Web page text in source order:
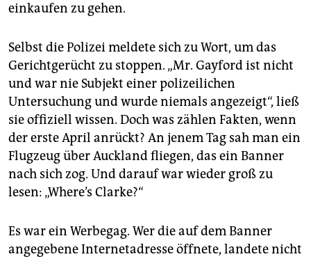
einkaufen zu gehen.
Selbst die Polizei meldete sich zu Wort, um das
Gerichtgerücht zu stoppen. „Mr. Gayford ist nicht
und war nie Subjekt einer polizeilichen
Untersuchung und wurde niemals angezeigt“, ließ
sie offiziell wissen. Doch was zählen Fakten, wenn
der erste April anrückt? An jenem Tag sah man ein
Flugzeug über Auckland fliegen, das ein Banner
nach sich zog. Und darauf war wieder groß zu
lesen: „Where’s Clarke?“
Es war ein Werbegag. Wer die auf dem Banner
angegebene Internetadresse öffnete, landete nicht